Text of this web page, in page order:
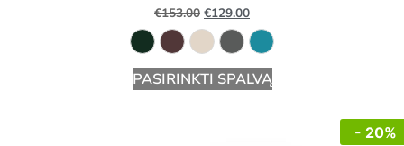
€153.00 €129.00
PASIRINKTI SPALVĄ
- 20%